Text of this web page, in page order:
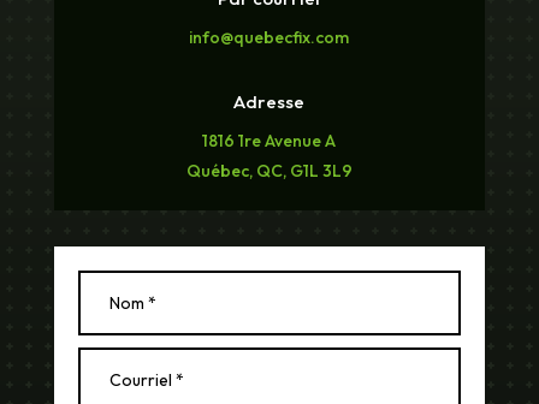
info@quebecfix.com
Adresse
1816 1re Avenue A
Québec, QC, G1L 3L9